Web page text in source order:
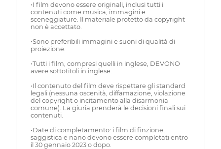
•I film devono essere originali, inclusi tutti i
contenuti come musica, immagini e
sceneggiature. Il materiale protetto da copyright
non è accettato.
•Sono preferibili immagini e suoni di qualità di
proiezione.
•Tutti i film, compresi quelli in inglese, DEVONO
avere sottotitoli in inglese.
•Il contenuto del film deve rispettare gli standard
legali (nessuna oscenità, diffamazione, violazione
del copyright o incitamento alla disarmonia
comune). La giuria prenderà le decisioni finali sui
contenuti.
•Date di completamento: i film di finzione,
saggistica e nano devono essere completati entro
il 30 gennaio 2023 o dopo.